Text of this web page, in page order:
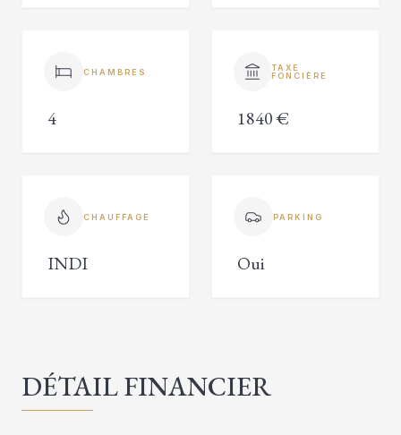
CHAMBRES
4
TAXE
FONCIÈRE
1840 €
CHAUFFAGE
INDI
PARKING
Oui
DÉTAIL FINANCIER